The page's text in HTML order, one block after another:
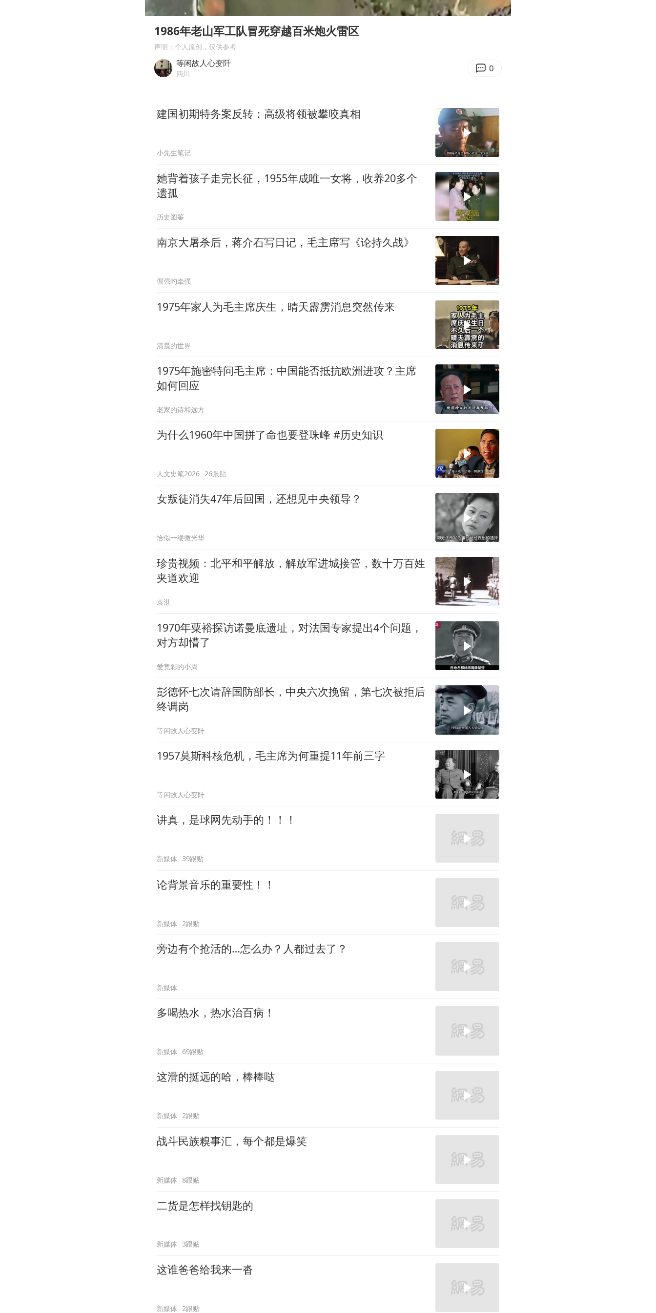
OpenAI为免费用户升级GPT-5.6 Luna
船舶避风项目停工 多地全力防台风
我国编制完成新版全月地质图
奋进开新局 实干挑大梁
Enter
1986年老山军工队冒死穿越百米炮火雷区
声明：个人原创，仅供参考
等闲故人心变阡
四川 0
建国初期特务案反转：高级将领被攀咬真相
小先生笔记
她背着孩子走完长征，1955年成唯一女将，收养20多个
遗孤
历史图鉴
南京大屠杀后，蒋介石写日记，毛主席写《论持久战》
倔强旳牵强
1975年家人为毛主席庆生，晴天霹雳消息突然传来
清晨的世界
1975年施密特问毛主席：中国能否抵抗欧洲进攻？主席
如何回应
老家的诗和远方
为什么1960年中国拼了命也要登珠峰 #历史知识
人文史笔2026 26跟贴
女叛徒消失47年后回国，还想见中央领导？
恰似一缕微光华
珍贵视频：北平和平解放，解放军进城接管，数十万百姓
夹道欢迎
袁湛
1970年粟裕探访诺曼底遗址，对法国专家提出4个问题，
对方却懵了
爱竞彩的小周
彭德怀七次请辞国防部长，中央六次挽留，第七次被拒后
终调岗
等闲故人心变阡
1957莫斯科核危机，毛主席为何重提11年前三字
等闲故人心变阡
讲真，是球网先动手的！！！
新媒体 39跟贴
论背景音乐的重要性！！
新媒体 2跟贴
旁边有个抢活的…怎么办？人都过去了？
新媒体
多喝热水，热水治百病！
新媒体 69跟贴
这滑的挺远的哈，棒棒哒
新媒体 2跟贴
战斗民族糗事汇，每个都是爆笑
新媒体 8跟贴
二货是怎样找钥匙的
新媒体 3跟贴
这谁爸爸给我来一沓
新媒体 2跟贴